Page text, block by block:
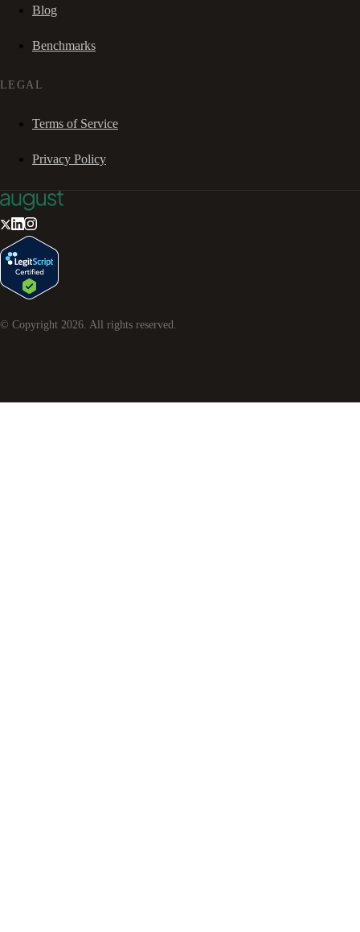
Blog
Benchmarks
LEGAL
Terms of Service
Privacy Policy
© Copyright 2026 . All rights reserved.